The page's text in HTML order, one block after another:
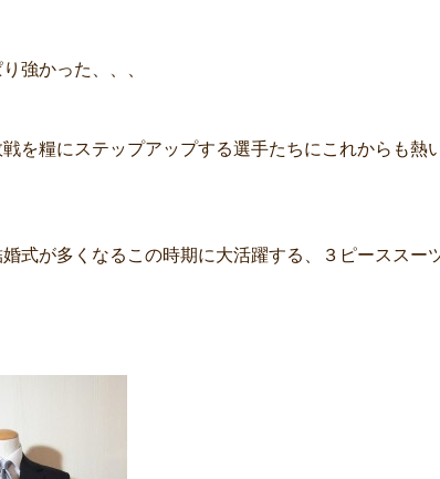
強かった、、、
を糧にステップアップする選手たちにこれからも熱
式が多くなるこの時期に大活躍する、３ピーススー